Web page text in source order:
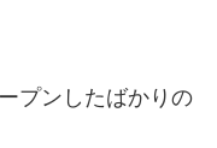
プンしたばかりの